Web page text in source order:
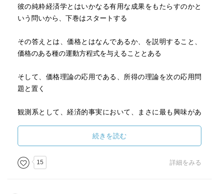
彼の純粋経済学とはいかなる有用な成果をもたらすのかと
いう問いから、下巻はスタートする
その答えとは、価格とはなんであるか、を説明すること、
価格のある種の運動方程式を与えることとある
そして、価格理論の応用である、所得の理論を次の応用問
題と置く
観測系として、経済的事実において、まさに最も興味があ
一方、理論と実践、科学的記述と政治的議論とを区別しな
ければならないとも語る
続きを読む
15 詳細をみる